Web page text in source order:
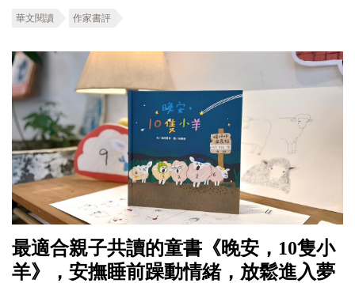
華文閱讀 作家書評
最適合親子共讀的童書《晚安，10隻小
羊》，安撫睡前躁動情緒，放鬆進入夢